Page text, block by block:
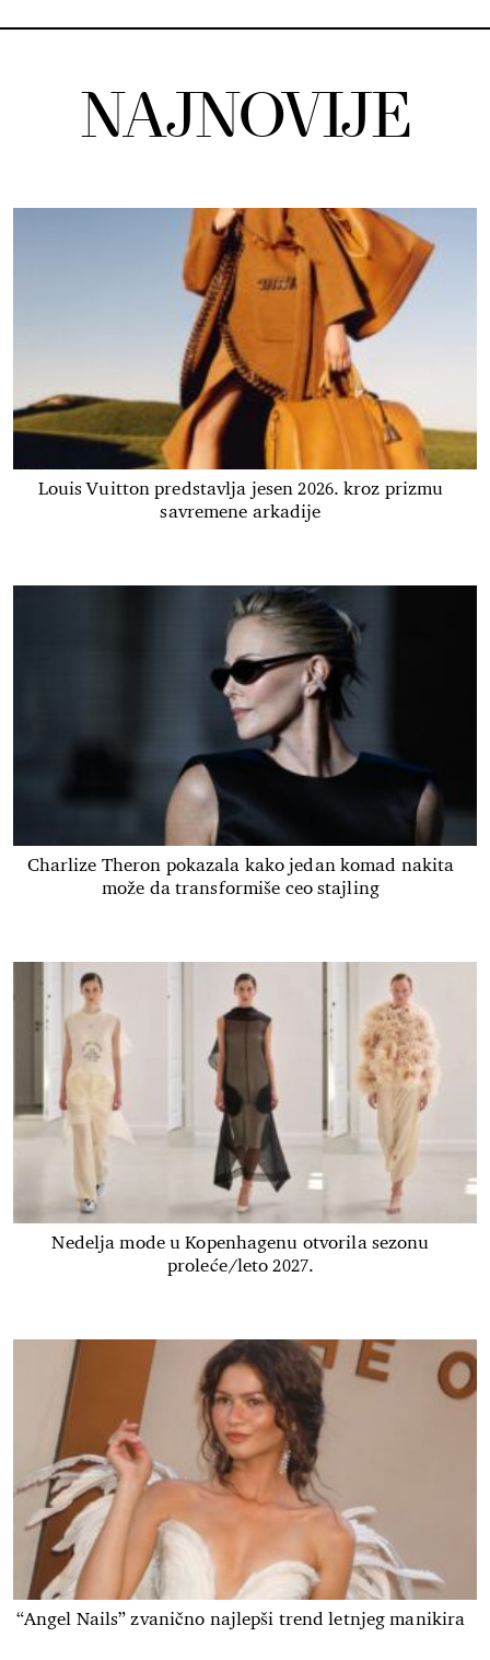
NAJNOVIJE
Louis Vuitton predstavlja jesen 2026. kroz prizmu
savremene arkadije
Charlize Theron pokazala kako jedan komad nakita
može da transformiše ceo stajling
Nedelja mode u Kopenhagenu otvorila sezonu
proleće/leto 2027.
“Angel Nails” zvanično najlepši trend letnjeg manikira